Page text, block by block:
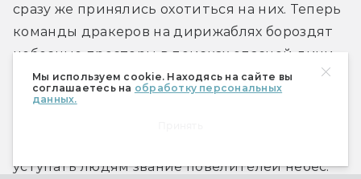
Мы используем cookie. Находясь на сайте вы
соглашаетесь на обработку персональных
данных.
сразу же принялись охотиться на них. Теперь
команды дракеров на дирижаблях бороздят
небесные просторы в поисках опасной дичи.
В случае успеха охотников ждут несметные
богатства, однако даже новейшее оружие
уступать людям звание повелителей небес.